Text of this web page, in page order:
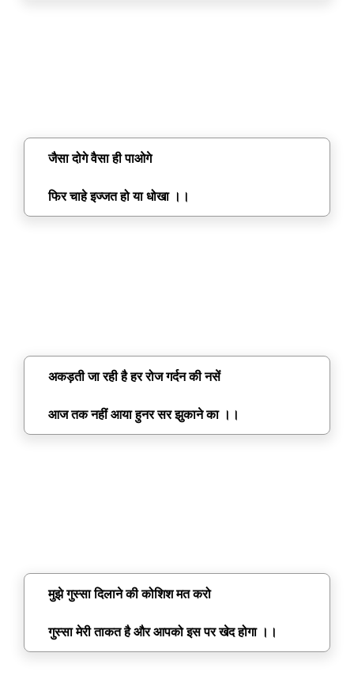
जैसा दोगे वैसा ही पाओगे
फिर चाहे इज्जत हो या धोखा ।।
अकड़ती जा रही है हर रोज गर्दन की नसें
आज तक नहीं आया हुनर सर झुकाने का ।।
मुझे गुस्सा दिलाने की कोशिश मत करो
गुस्सा मेरी ताकत है और आपको इस पर खेद होगा ।।